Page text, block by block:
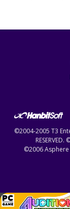
©2004-2005 T3
©2006